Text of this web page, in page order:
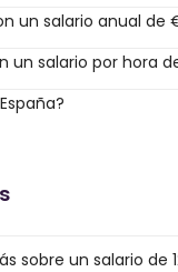
un salario anual de
salario por hora
sobre un salario de